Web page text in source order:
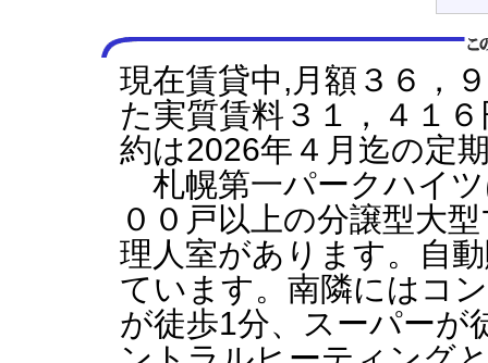
現在賃貸中,月額３６，
た実質賃料３１，４１
約は2026年４月迄の定
札幌第一パークハイ
００戸以上の分譲型大
理人室があります。自
ています。南隣にはコ
が徒歩1分、スーパーが